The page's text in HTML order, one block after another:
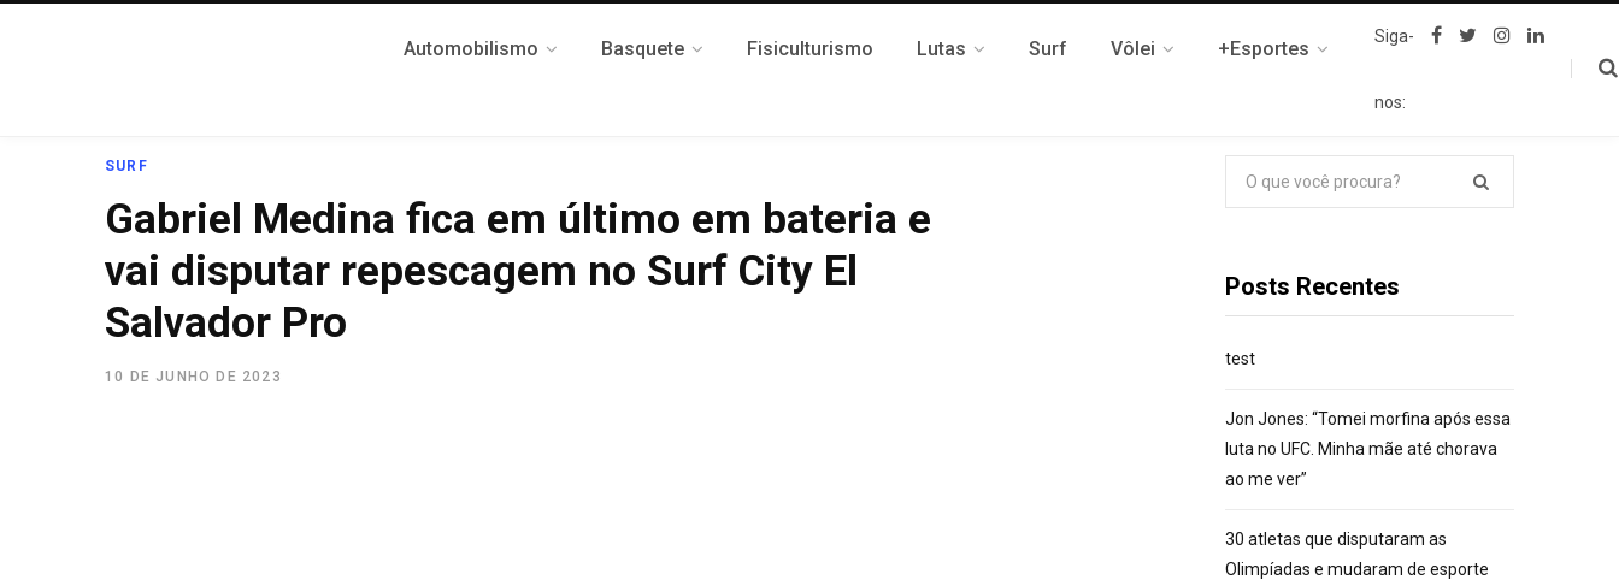
Automobilismo Basquete Fisiculturismo Lutas Surf Vôlei +Esportes
Siga-
nos:
F
I
L
SURF
Gabriel Medina fica em último em bateria e
vai disputar repescagem no Surf City El
Salvador Pro
10 DE JUNHO DE 2023
Pesquisar
por:
Posts Recentes
test
Jon Jones: “Tomei morfina após essa
luta no UFC. Minha mãe até chorava
ao me ver”
30 atletas que disputaram as
Olimpíadas e mudaram de esporte